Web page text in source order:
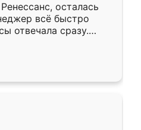
осталась
всё быстро
отвечала сразу.
подошёл к
Собрали
аккуратно, даже